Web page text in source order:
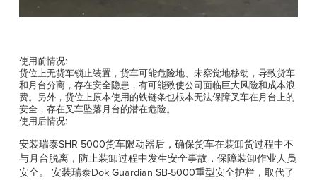
使用前情况:
货位上无货车锁止装置，货车可能危险地、未察觉地移动，导致货车
和月台分离，存在安全隐患，有可能致使公司面临巨大风险和成本浪
费。另外，货位上原本使用的铁链条也根本无法保障叉车在月台上的
安全，存在叉车坠落月台的潜在危险。
使用后情况:
安装瑞泰SHR-5000货车限动器后，确保货车在装卸货过程中不
与月台脱离，防止装卸过程中发生安全事故，保障装卸作业人员
安全。 安装瑞泰Dok Guardian SB-5000重型安全护栏，取代了